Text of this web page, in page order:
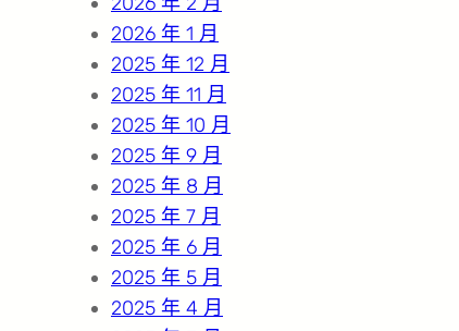
2026 年 1 月
2025 年 12 月
2025 年 11 月
2025 年 10 月
2025 年 9 月
2025 年 8 月
2025 年 7 月
2025 年 6 月
2025 年 5 月
2025 年 4 月